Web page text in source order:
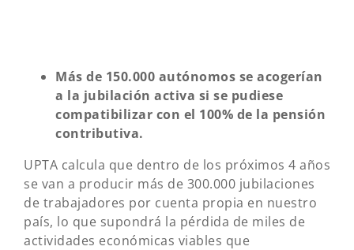
Más de 150.000 autónomos se acogerían
a la jubilación activa si se pudiese
compatibilizar con el 100% de la pensión
contributiva.
UPTA calcula que dentro de los próximos 4 años
se van a producir más de 300.000 jubilaciones
de trabajadores por cuenta propia en nuestro
país, lo que supondrá la pérdida de miles de
actividades económicas viables que